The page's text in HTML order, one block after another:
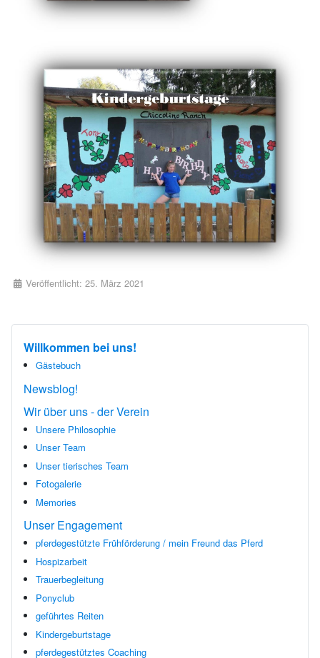
DetailsVeröffentlicht: 25. März 2021
Willkommen bei uns!
Gästebuch
Newsblog!
Wir über uns - der Verein
Unsere Philosophie
Unser Team
Unser tierisches Team
Fotogalerie
Memories
Unser Engagement
pferdegestützte Frühförderung / mein Freund das Pferd
Hospizarbeit
Trauerbegleitung
Ponyclub
geführtes Reiten
Kindergeburtstage
pferdegestütztes Coaching